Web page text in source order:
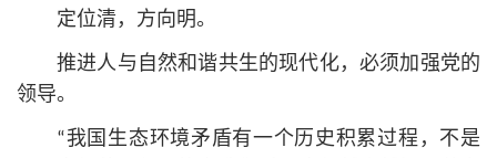
定位清，方向明。
推进人与自然和谐共生的现代化，必须加强党的
领导。
“我国生态环境矛盾有一个历史积累过程，不是